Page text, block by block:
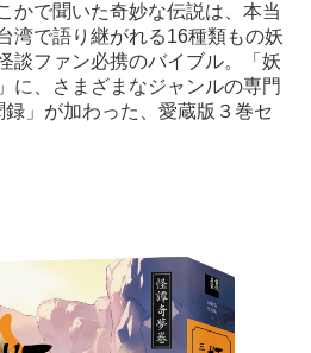
かで聞いた奇妙な伝説は、本当
で語り継がれる16種類もの妖
談ファン必携のバイブル。「妖
に、さまざまなジャンルの専門
」が加わった、愛蔵版３巻セ